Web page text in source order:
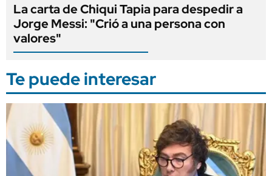
La carta de Chiqui Tapia para despedir a
Jorge Messi: "Crió a una persona con
valores"
Te puede interesar